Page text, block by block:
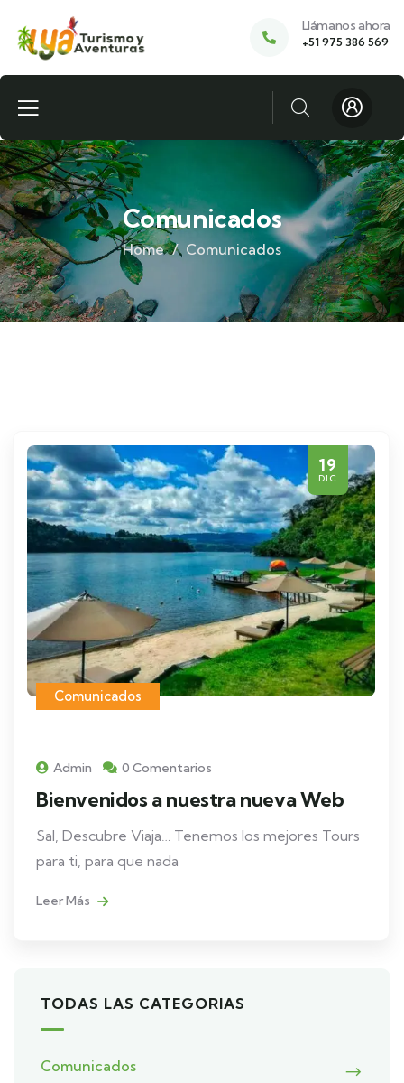
Llámanos ahora
+51 975 386 569
Comunicados
Home Comunicados
19
DIC
Comunicados
Admin 0 Comentarios
Bienvenidos a nuestra nueva Web
Sal, Descubre Viaja… Tenemos los mejores Tours
para ti, para que nada
Leer Más
TODAS LAS CATEGORIAS
Comunicados